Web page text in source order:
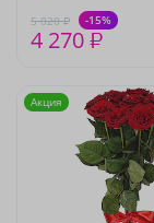
5 020 ₽ -15%
4 270 ₽
Акция